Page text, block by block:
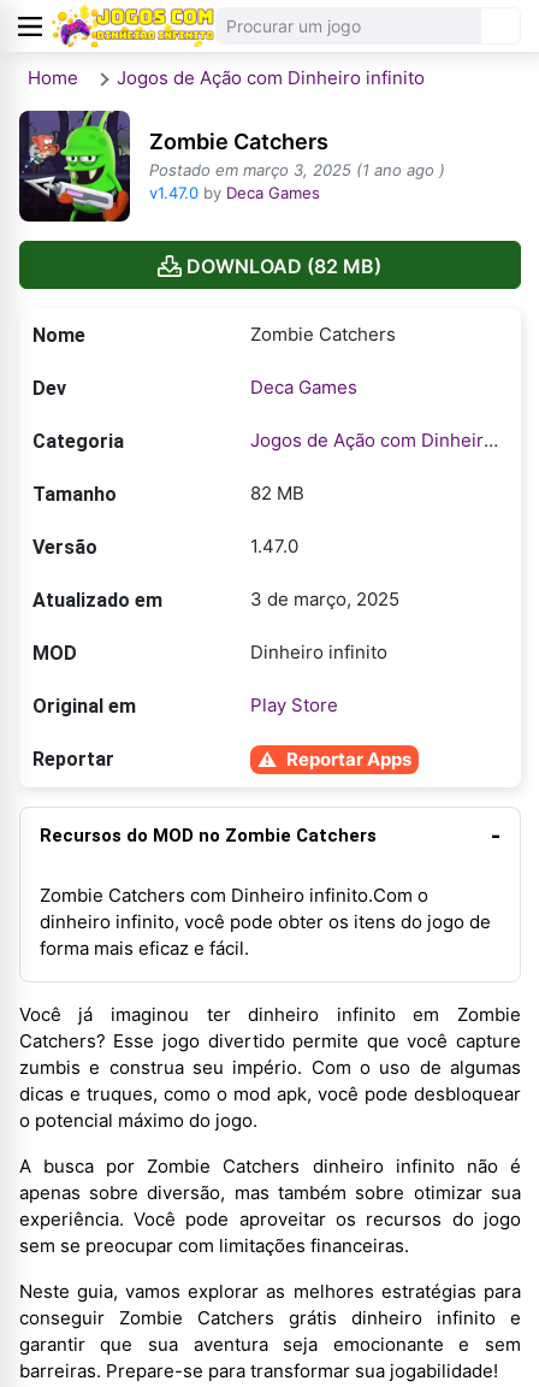
Home Jogos de Ação com Dinheiro infinito
Zombie Catchers
Postado em março 3, 2025 (1 ano ago )
v1.47.0 by Deca Games
DOWNLOAD (82 MB)
Nome Zombie Catchers
Dev Deca Games
Categoria Jogos de Ação com Dinheiro infinito
Tamanho 82 MB
Versão 1.47.0
Atualizado em 3 de março, 2025
MOD Dinheiro infinito
Original em Play Store
Reportar Reportar Apps
Recursos do MOD no Zombie Catchers
Zombie Catchers com Dinheiro infinito.Com o
dinheiro infinito, você pode obter os itens do jogo de
forma mais eficaz e fácil.
Você já imaginou ter dinheiro infinito em Zombie
Catchers? Esse jogo divertido permite que você capture
zumbis e construa seu império. Com o uso de algumas
dicas e truques, como o mod apk, você pode desbloquear
o potencial máximo do jogo.
A busca por Zombie Catchers dinheiro infinito não é
apenas sobre diversão, mas também sobre otimizar sua
experiência. Você pode aproveitar os recursos do jogo
sem se preocupar com limitações financeiras.
Neste guia, vamos explorar as melhores estratégias para
conseguir Zombie Catchers grátis dinheiro infinito e
garantir que sua aventura seja emocionante e sem
barreiras. Prepare-se para transformar sua jogabilidade!